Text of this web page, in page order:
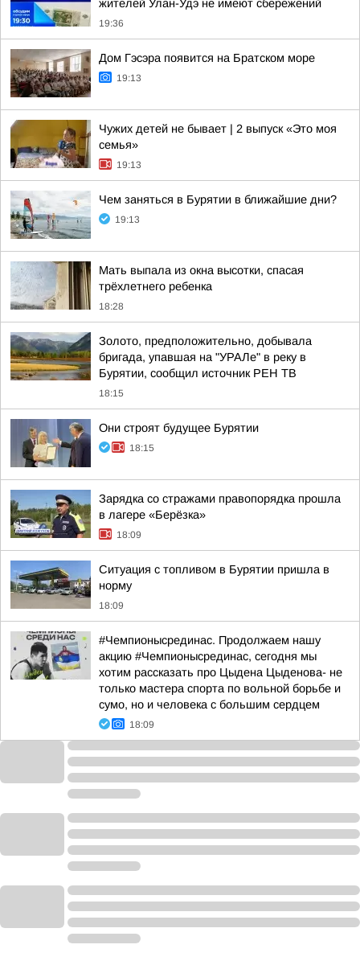
жителей Улан-Удэ не имеют сбережений
19:36
Дом Гэсэра появится на Братском море
19:13
Чужих детей не бывает | 2 выпуск «Это моя
семья»
19:13
Чем заняться в Бурятии в ближайшие дни?
19:13
Мать выпала из окна высотки, спасая
трёхлетнего ребенка
18:28
Золото, предположительно, добывала
бригада, упавшая на "УРАЛе" в реку в
Бурятии, сообщил источник РЕН ТВ
18:15
Они строят будущее Бурятии
18:15
Зарядка со стражами правопорядка прошла
в лагере «Берёзка»
18:09
Ситуация с топливом в Бурятии пришла в
норму
18:09
#Чемпионысрединас. Продолжаем нашу
акцию #Чемпионысрединас, сегодня мы
хотим рассказать про Цыдена Цыденова- не
только мастера спорта по вольной борьбе и
сумо, но и человека с большим сердцем
18:09